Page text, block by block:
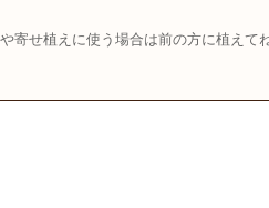
寄せ植えに使う場合は前の方に植えて